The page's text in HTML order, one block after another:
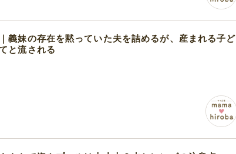
義妹の存在を黙っていた夫を詰めるが、産まれる子ど
と流される